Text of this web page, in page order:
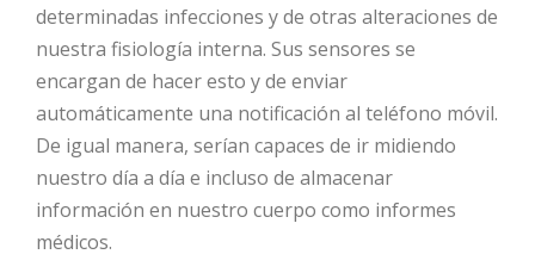
determinadas infecciones y de otras alteraciones de
nuestra fisiología interna. Sus sensores se
encargan de hacer esto y de enviar
automáticamente una notificación al teléfono móvil.
De igual manera, serían capaces de ir midiendo
nuestro día a día e incluso de almacenar
información en nuestro cuerpo como informes
médicos.